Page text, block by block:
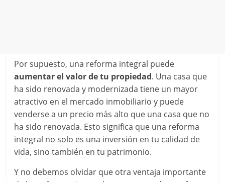
Por supuesto, una reforma integral puede
aumentar el valor de tu propiedad. Una casa que
ha sido renovada y modernizada tiene un mayor
atractivo en el mercado inmobiliario y puede
venderse a un precio más alto que una casa que no
ha sido renovada. Esto significa que una reforma
integral no solo es una inversión en tu calidad de
vida, sino también en tu patrimonio.
Y no debemos olvidar que otra ventaja importante